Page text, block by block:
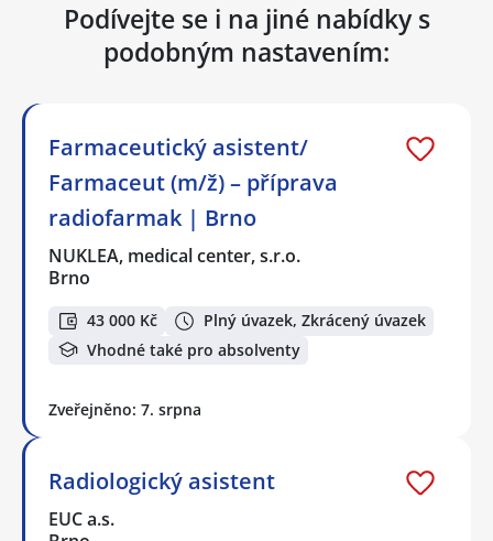
Podívejte se i na jiné nabídky s
podobným nastavením:
Farmaceutický asistent/
Farmaceut (m/ž) – příprava
radiofarmak | Brno
NUKLEA, medical center, s.r.o.
Brno
43 000 Kč
Plný úvazek, Zkrácený úvazek
Vhodné také pro absolventy
Zveřejněno: 7. srpna
Radiologický asistent
EUC a.s.